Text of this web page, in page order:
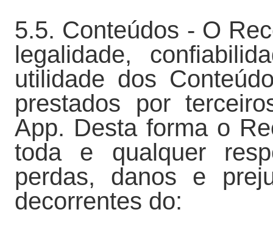
5.5. Conteúdos - O
legalidade,
utilidade dos
prestados por
App. Desta forma o
toda e qualquer
perdas, danos e
decorrentes do: